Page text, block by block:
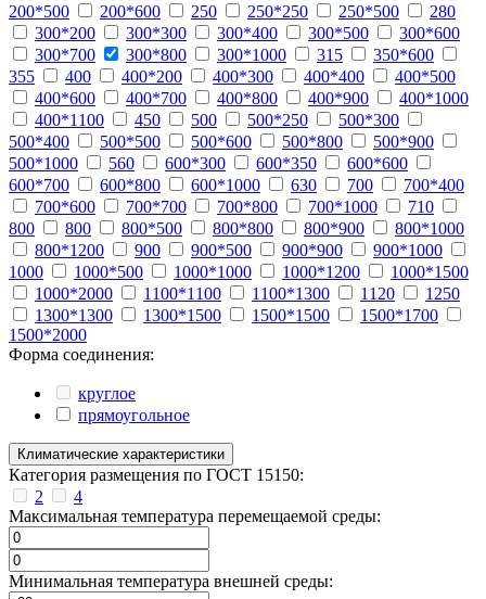
200*500
200*600 250 250*250 250*500
280
300*200
300*300 300*400 300*500
300*600
300*700
300*800 300*1000 315
350*600
355
400 400*200 400*300 400*400
400*500
400*600
400*700 400*800 400*900
400*1000
400*1100
450 500 500*250
500*300
500*400
500*500 500*600 500*800
500*900
500*1000
560 600*300 600*350
600*600
600*700
600*800 600*1000 630 700
700*400
700*600
700*700 700*800 700*1000
710
800
800 800*500 800*800 800*900
800*1000
800*1200
900 900*500 900*900
900*1000
1000
1000*500 1000*1000 1000*1200
1000*1500
1000*2000
1100*1100 1100*1300 1120
1250
1300*1300
1300*1500 1500*1500
1500*1700
1500*2000
Форма соединения:
круглое
прямоугольное
Климатические характеристики
Категория размещения по ГОСТ 15150:
2
4
Максимальная температура перемещаемой среды:
Минимальная температура внешней среды: